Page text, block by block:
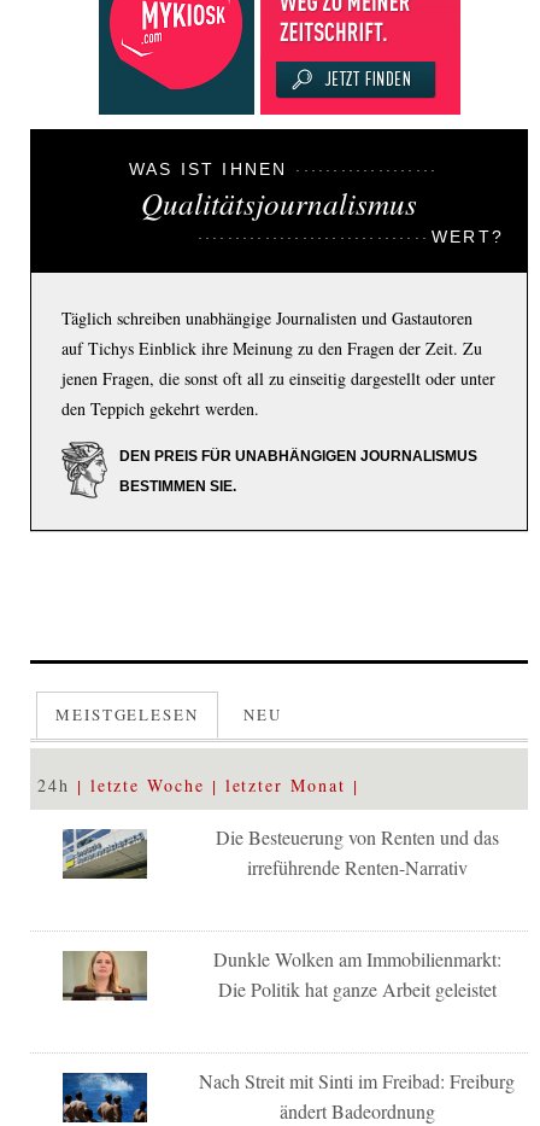
WAS IST IHNEN
Qualitätsjournalismus
WERT?
Täglich schreiben unabhängige Journalisten und Gastautoren
auf Tichys Einblick ihre Meinung zu den Fragen der Zeit. Zu
jenen Fragen, die sonst oft all zu einseitig dargestellt oder unter
den Teppich gekehrt werden.
DEN PREIS FÜR UNABHÄNGIGEN JOURNALISMUS
BESTIMMEN SIE.
MEISTGELESEN NEU
24h letzte Woche letzter Monat
Die Besteuerung von Renten und das
irreführende Renten-Narrativ
Dunkle Wolken am Immobilienmarkt:
Die Politik hat ganze Arbeit geleistet
Nach Streit mit Sinti im Freibad: Freiburg
ändert Badeordnung